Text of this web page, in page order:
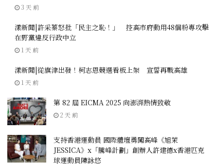
3 天 前
漾新聞|許采蓁怒批「民主之恥！」 控高市府動用48個粉專攻擊
在野黨違反行政中立
1 天 前
漾新聞|從旗津出發！柯志恩競選看板上架 宣誓再戰高雄
1 天 前
第 82 屆 EICMA 2025 向澎湃熱情致敬
2 天 前
支持香港運動員 國際體壇勇闖高峰《旭茉
JESSICA》x「騰峰計劃」創辦人許建德x香港匹克
球運動員陳詠悠